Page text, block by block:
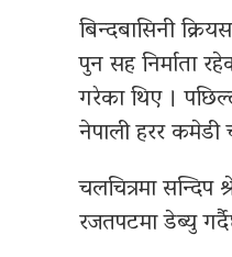
बिन्दबासिनी
पुन सह निर्माता
गरेका थिए ।
नेपाली हरर कमेडी
चलचित्रमा सन्दिप
रजतपटमा डेब्यु